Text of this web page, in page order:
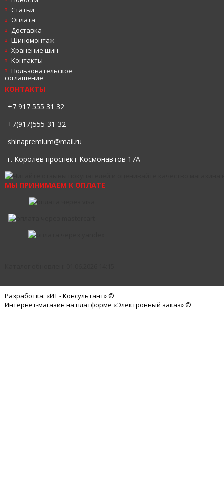
Статьи
Оплата
Доставка
Шиномонтаж
Хранение шин
Контакты
Пользовательское
соглашение
КОНТАКТЫ
+7 917 555 31 32
+7(917)555-31-32
shinapremium@mail.ru
г. Королев проспект Космонавтов 17А
МЫ ПРИНИМАЕМ К ОПЛАТЕ
Разработка: «ИТ - Консультант» ©
Интернет-магазин на платформе «Электронный заказ» ©